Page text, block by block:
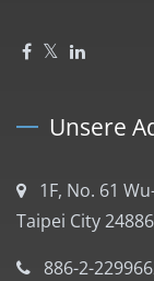
Unsere
1F, No. 61
Taipei City
886-2-